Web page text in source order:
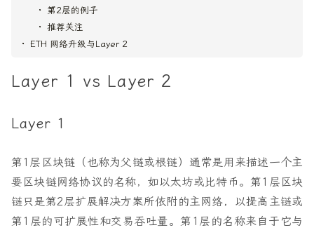
第2层的例子
推荐关注
ETH 网络升级与Layer 2
Layer 1 vs Layer 2
Layer 1
第1层区块链（也称为父链或根链）通常是用来描述一个主
要区块链网络协议的名称，如以太坊或比特币。第1层区块
链只是第2层扩展解决方案所依附的主网络，以提高主链或
第1层的可扩展性和交易吞吐量。第1层的名称来自于它与